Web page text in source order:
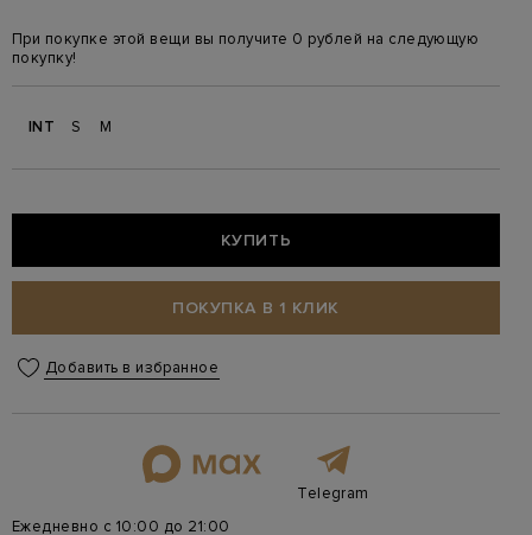
При покупке этой вещи вы получите 0 рублей на следующую
покупку!
INT S M
КУПИТЬ
ПОКУПКА В 1 КЛИК
Добавить в избранное
Telegram
Ежедневно с 10:00 до 21:00